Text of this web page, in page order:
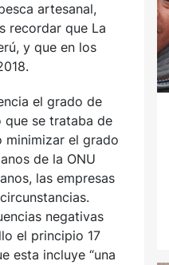
artesanal,
recordar que La
y que en los
el grado de
que se trataba de
minimizar el grado
de la ONU
las empresas
negativas
el principio 17
esta incluye “una